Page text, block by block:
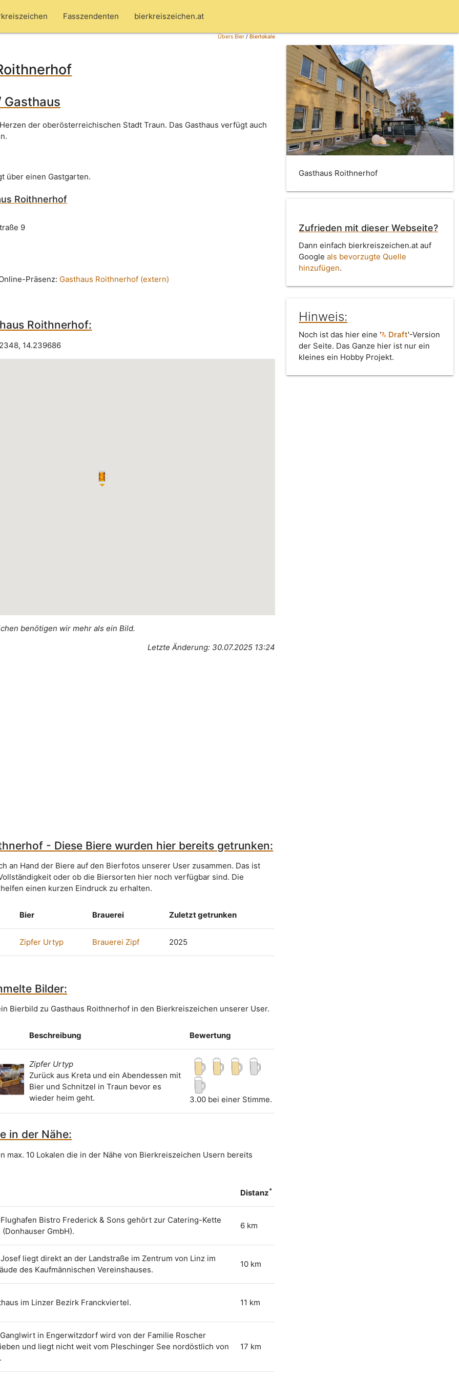
Fasszendenten bierkreiszeichen.at
Übers Bier/Bierlokale
Gasthaus
der oberösterreichischen Stadt Traun. Das Gasthaus verfügt auch
über einen Gastgarten.
Roithnerhof
9
Präsenz: Gasthaus Roithnerhof (extern)
Roithnerhof:
, 14.239686
benötigen wir mehr als ein Bild.
Letzte Änderung: 30.07.2025 13:24
Gasthaus Roithnerhof
Zufrieden mit dieser Webseite?
Dann einfach bierkreiszeichen.at auf
Googleals bevorzugte Quelle
hinzufügen.
Hinweis:
Noch ist das hier eine ' Draft'-Version
der Seite. Das Ganze hier ist nur ein
kleines ein Hobby Projekt.
- Diese Biere wurden hier bereits getrunken:
an Hand der Biere auf den Bierfotos unserer User zusammen. Das ist
oder ob die Biersorten hier noch verfügbar sind. Die
einen kurzen Eindruck zu erhalten.
Bier Brauerei Zuletzt getrunken
Zipfer Urtyp Brauerei Zipf 2025
Bilder:
Bierbild zu Gasthaus Roithnerhof in den Bierkreiszeichen unserer User.
Beschreibung Bewertung
Zipfer Urtyp
Zurück aus Kreta und ein Abendessen mit
Bier und Schnitzel in Traun bevor es
wieder heim geht.
3.00 bei einer Stimme.
in der Nähe:
max. 10 Lokalen die in der Nähe von Bierkreiszeichen Usern bereits
Distanz*
Flughafen Bistro Frederick & Sons gehört zur Catering-Kette
(Donhauser GmbH).
6 km
liegt direkt an der Landstraße im Zentrum von Linz im
des Kaufmännischen Vereinshauses.
10 km
im Linzer Bezirk Franckviertel. 11 km
in Engerwitzdorf wird von der Familie Roscher
und liegt nicht weit vom Pleschinger See nordöstlich von
17 km